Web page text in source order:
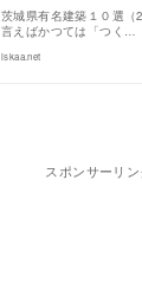
茨城県有名建築１０選（
言えばかつては「つく…
iskaa.net
スポンサーリン